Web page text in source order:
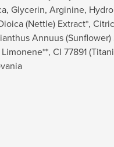
Glycerin, Arginine,
(Nettle) Extract*,
Annuus
CI 77891